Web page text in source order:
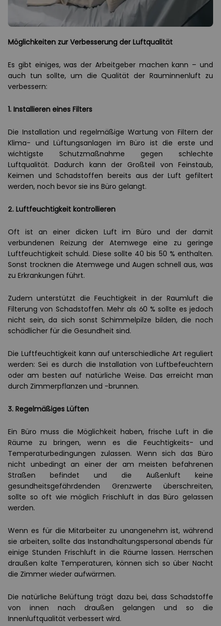
Möglichkeiten zur Verbesserung der Luftqualität
Es gibt einiges, was der Arbeitgeber machen kann – und
auch tun sollte, um die Qualität der Rauminnenluft zu
verbessern:
1. Installieren eines Filters
Die Installation und regelmäßige Wartung von Filtern der
Klima- und Lüftungsanlagen im Büro ist die erste und
wichtigste Schutzmaßnahme gegen schlechte
Luftqualität. Dadurch kann der Großteil von Feinstaub,
Keimen und Schadstoffen bereits aus der Luft gefiltert
werden, noch bevor sie ins Büro gelangt.
2. Luftfeuchtigkeit kontrollieren
Oft ist an einer dicken Luft im Büro und der damit
verbundenen Reizung der Atemwege eine zu geringe
Luftfeuchtigkeit schuld. Diese sollte 40 bis 50 % enthalten.
Sonst trocknen die Atemwege und Augen schnell aus, was
zu Erkrankungen führt.
Zudem unterstützt die Feuchtigkeit in der Raumluft die
Filterung von Schadstoffen. Mehr als 60 % sollte es jedoch
nicht sein, da sich sonst Schimmelpilze bilden, die noch
schädlicher für die Gesundheit sind.
Die Luftfeuchtigkeit kann auf unterschiedliche Art reguliert
werden: Sei es durch die Installation von Luftbefeuchtern
oder am besten auf natürliche Weise. Das erreicht man
durch Zimmerpflanzen und -brunnen.
3. Regelmäßiges Lüften
Ein Büro muss die Möglichkeit haben, frische Luft in die
Räume zu bringen, wenn es die Feuchtigkeits- und
Temperaturbedingungen zulassen. Wenn sich das Büro
nicht unbedingt an einer der am meisten befahrenen
Straßen befindet und die Außenluft keine
gesundheitsgefährdenden Grenzwerte überschreiten,
sollte so oft wie möglich Frischluft in das Büro gelassen
werden.
Wenn es für die Mitarbeiter zu unangenehm ist, während
sie arbeiten, sollte das Instandhaltungspersonal abends für
einige Stunden Frischluft in die Räume lassen. Herrschen
draußen kalte Temperaturen, können sich so über Nacht
die Zimmer wieder aufwärmen.
Die natürliche Belüftung trägt dazu bei, dass Schadstoffe
von innen nach draußen gelangen und so die
Innenluftqualität verbessert wird.